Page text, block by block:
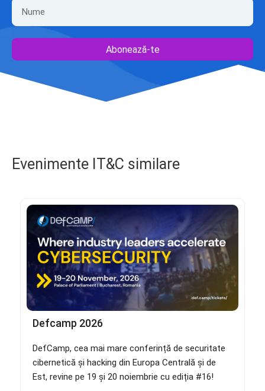
Abonează-te
Evenimente IT&C similare
Defcamp 2026
DefCamp, cea mai mare conferință de securitate
cibernetică și hacking din Europa Centrală și de
Est, revine pe 19 și 20 noiembrie cu ediția #16!